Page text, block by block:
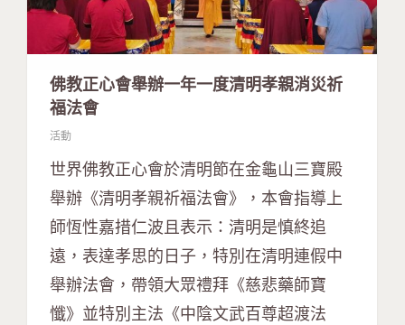
佛教正心會舉辦一年一度清明孝親消災祈
福法會
活動
世界佛教正心會於清明節在金龜山三寶殿
舉辦《清明孝親祈福法會》，本會指導上
師恆性嘉措仁波且表示：清明是慎終追
遠，表達孝思的日子，特別在清明連假中
舉辦法會，帶領大眾禮拜《慈悲藥師寶
懺》並特別主法《中陰文武百尊超渡法